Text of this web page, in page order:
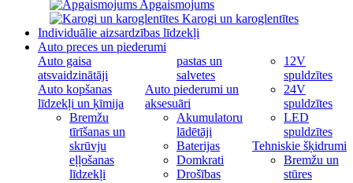
Apgaismojums
Karogi un karoglentītes
Individuālie aizsardzības līdzekļi
Auto preces un piederumi
Auto gaisa
atsvaidzinātāji
Auto kopšanas
līdzekļi un ķīmija
Bremžu
tīrīšanas un
skrūvju
eļļošanas
līdzekļi
pastas un
salvetes
Auto piederumi un
aksesuāri
Akumulatoru
lādētāji
Baterijas
Domkrati
Drošības
12V
spuldzītes
24V
spuldzītes
LED
spuldzītes
Tehniskie šķidrumi
Bremžu un
stūres